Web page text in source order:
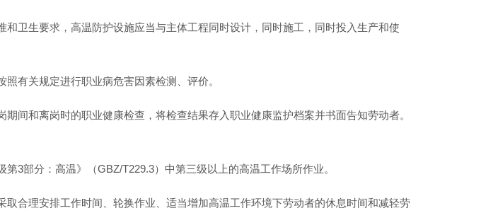
卫生要求，高温防护设施应当与主体工程同时设计，同时施工，同时投入生产和使
有关规定进行职业病危害因素检测、评价。
间和离岗时的职业健康检查，将检查结果存入职业健康监护档案并书面告知劳动者。
3部分：高温》（GBZ/T229.3）中第三级以上的高温工作场所作业。
合理安排工作时间、轮换作业、适当增加高温工作环境下劳动者的休息时间和减轻劳